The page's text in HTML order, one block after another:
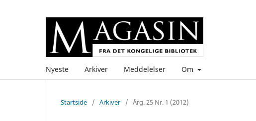
Nyeste Arkiver Meddelelser Om
Startside / Arkiver / Årg. 25 Nr. 1 (2012)